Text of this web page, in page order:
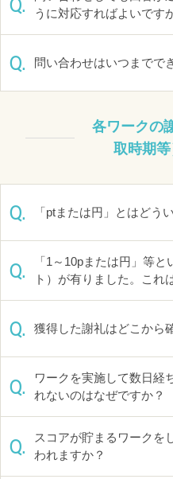
Q.
うに対応すればよいです
Q. 問い合わせはいつまでで
各ワークの
取時期
Q. 「ptまたは円」とはどう
Q.
「1～10pまたは円」等
ト）が有りました。これ
Q. 獲得した謝礼はどこから
Q.
ワークを実施して数日経
れないのはなぜですか？
Q.
スコアが貯まるワークを
われますか？